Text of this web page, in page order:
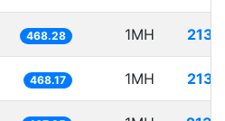
468.28 1MH
468.17 1MH